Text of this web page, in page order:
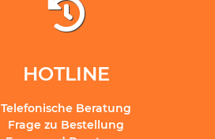
HOTLINE
Telefonische Beratung
Frage zu Bestellung